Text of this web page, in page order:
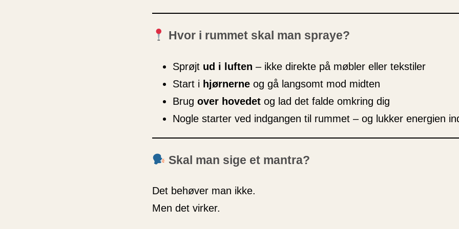
Hvor i rummet skal man spraye?
Sprøjt ud i luften – ikke direkte på møbler eller tekstiler
Start i hjørnerneog gå langsomt mod midten
Brug over hovedetog lad det falde omkring dig
Nogle starter ved indgangen til rummet – og lukker energien
Skal man sige et mantra?
Det behøver man ikke.
Men det virker.